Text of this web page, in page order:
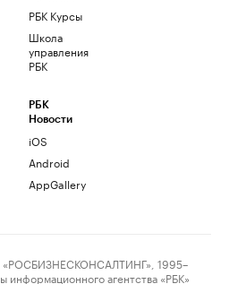
РБК Курсы
Школа
управления
РБК
РБК
Новости
iOS
Android
AppGallery
1995–
агентства «РБК»